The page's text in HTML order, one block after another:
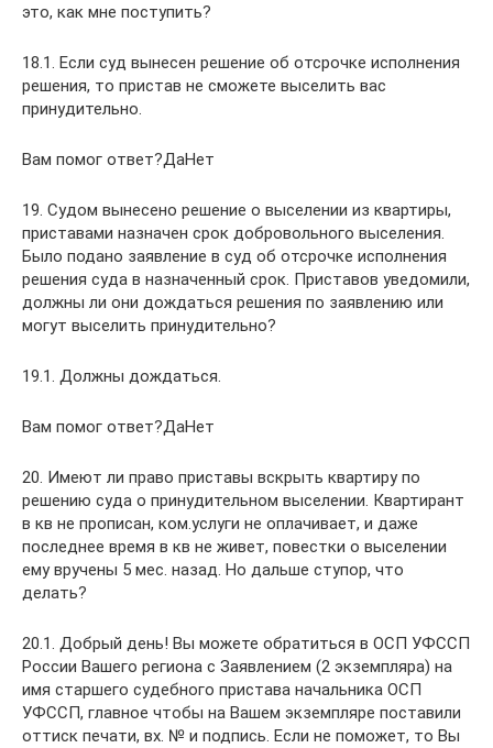
это, как мне поступить?
18.1. Если суд вынесен решение об отсрочке исполнения
решения, то пристав не сможете выселить вас
принудительно.
Вам помог ответ?ДаНет
19. Судом вынесено решение о выселении из квартиры,
приставами назначен срок добровольного выселения.
Было подано заявление в суд об отсрочке исполнения
решения суда в назначенный срок. Приставов уведомили,
должны ли они дождаться решения по заявлению или
могут выселить принудительно?
19.1. Должны дождаться.
Вам помог ответ?ДаНет
20. Имеют ли право приставы вскрыть квартиру по
решению суда о принудительном выселении. Квартирант
в кв не прописан, ком.услуги не оплачивает, и даже
последнее время в кв не живет, повестки о выселении
ему вручены 5 мес. назад. Но дальше ступор, что
делать?
20.1. Добрый день! Вы можете обратиться в ОСП УФССП
России Вашего региона с Заявлением (2 экземпляра) на
имя старшего судебного пристава начальника ОСП
УФССП, главное чтобы на Вашем экземпляре поставили
оттиск печати, вх. № и подпись. Если не поможет, то Вы